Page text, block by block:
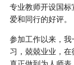
专业教师开设国
爱和同行的好评。
参加工作以来，
习，兢兢业业，